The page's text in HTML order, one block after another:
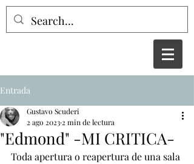
Entrada
"Edmond" -MI CRITICA-
Gustavo Scuderi
2 ago 2023 2 min de lectura
Toda apertura o reapertura de una sala